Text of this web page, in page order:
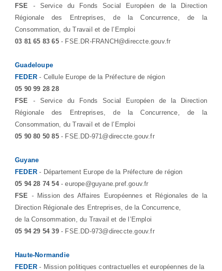
FSE - Service du Fonds Social Européen de la Direction
Régionale des Entreprises, de la Concurrence, de la
Consommation, du Travail et de l’Emploi
03 81 65 83 65 - FSE.DR-FRANCH@direccte.gouv.fr
Guadeloupe
FEDER- Cellule Europe de la Préfecture de région
05 90 99 28 28
FSE - Service du Fonds Social Européen de la Direction
Régionale des Entreprises, de la Concurrence, de la
Consommation, du Travail et de l’Emploi
05 90 80 50 85 - FSE.DD-971@direccte.gouv.fr
Guyane
FEDER- Département Europe de la Préfecture de région
05 94 28 74 54 - europe@guyane.pref.gouv.fr
FSE - Mission des Affaires Européennes et Régionales de la
Direction Régionale des Entreprises, de la Concurrence,
de la Consommation, du Travail et de l’Emploi
05 94 29 54 39 - FSE.DD-973@direccte.gouv.fr
Haute-Normandie
FEDER- Mission politiques contractuelles et européennes de la